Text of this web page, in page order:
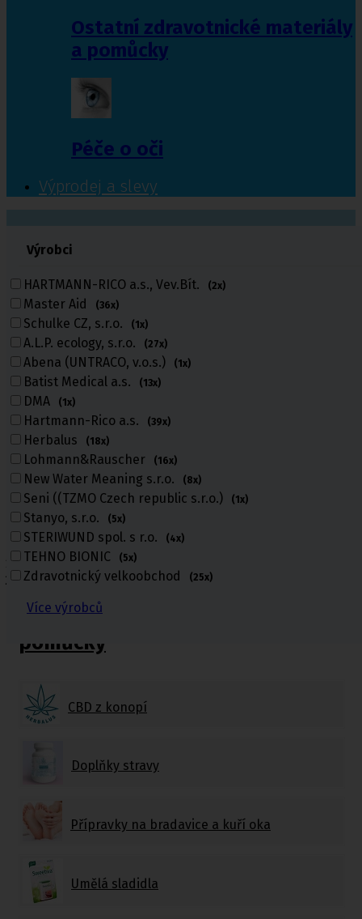
Ostatní zdravotnické materiály
a pomůcky
Péče o oči
Výprodej a slevy
Výrobci
HARTMANN-RICO a.s., Vev.Bít. (2x)
Master Aid (36x)
Schulke CZ, s.r.o. (1x)
A.L.P. ecology, s.r.o. (27x)
Abena (UNTRACO, v.o.s.) (1x)
Batist Medical a.s. (13x)
DMA (1x)
Hartmann-Rico a.s. (39x)
Herbalus (18x)
Lohmann&Rauscher (16x)
New Water Meaning s.r.o. (8x)
Seni ((TZMO Czech republic s.r.o.) (1x)
Stanyo, s.r.o. (5x)
STERIWUND spol. s r.o. (4x)
TEHNO BIONIC (5x)
Zdravotnický velkoobchod (25x)
Více výrobců
volejte
461 616 039
Úvod
Zdravotnické materiály a pomůcky
Zdravotnické materiály a
pomůcky
CBD z konopí
Doplňky stravy
Přípravky na bradavice a kuří oka
Umělá sladidla